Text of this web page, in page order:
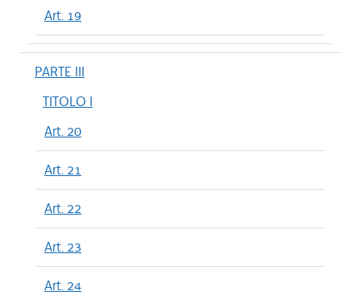
Art. 19
PARTE III
TITOLO I
Art. 20
Art. 21
Art. 22
Art. 23
Art. 24